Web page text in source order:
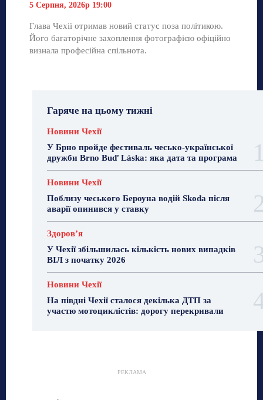
5 Серпня, 2026р 19:00
Глава Чехії отримав новий статус поза політикою.
Його багаторічне захоплення фотографією офіційно
визнала професійна спільнота.
Гаряче на цьому тижні
Новини Чехії
У Брно пройде фестиваль чесько-української
дружби Brno Buď Láska: яка дата та програма
Новини Чехії
Поблизу чеського Бероуна водій Skoda після
аварії опинився у ставку
Здоровʼя
У Чехії збільшилась кількість нових випадків
ВІЛ з початку 2026
Новини Чехії
На півдні Чехії сталося декілька ДТП за
участю мотоциклістів: дорогу перекривали
РЕКЛАМА